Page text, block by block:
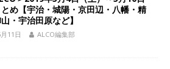
とめ【宇治・城陽・京田辺・八幡・精
・宇治田原など】
11日 ALCO編集部